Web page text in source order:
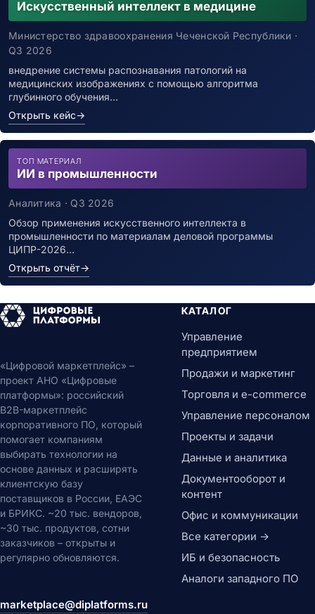
Искусственный интеллект в медицине
Министерство здравоохранения Чеченской Республики ·
Q3 2026
внедрение системы распознавания патологий на
медицинских изображениях с помощью алгоритма
глубинного обучения…
Открыть кейс→
ТОП МАТЕРИАЛ
ИИ в промышленности
Аналитика · Q3 2026
Обзор применения искусственного интеллекта в
промышленности по материалам деловой программы
ЦИПР-2026…
Открыть отчёт→
«Цифровой маркетплейс» –
проект АНО «Цифровые
платформы»: российский
B2B-маркетплейс
корпоративного ПО, который
помогает компаниям
выбирать технологии на
основе данных и расширять
клиентскую базу
поставщиков в России, ЕАЭС
и БРИКС. ~20 тыс. вендоров,
~30 тыс. продуктов, сотни
заказчиков – открыты и
регулярно обновляются.
marketplace@diplatforms.ru
КАТАЛОГ
Управление
предприятием
Продажи и маркетинг
Торговля и e-commerce
Управление персоналом
Проекты и задачи
Данные и аналитика
Документооборот и
контент
Офис и коммуникации
Все категории →
ИБ и безопасность
Аналоги западного ПО